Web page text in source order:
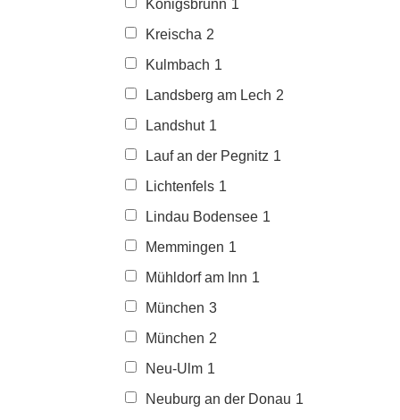
Königsbrunn 1
Kreischa 2
Kulmbach 1
Landsberg am Lech 2
Landshut 1
Lauf an der Pegnitz 1
Lichtenfels 1
Lindau Bodensee 1
Memmingen 1
Mühldorf am Inn 1
München 3
München 2
Neu-Ulm 1
Neuburg an der Donau 1